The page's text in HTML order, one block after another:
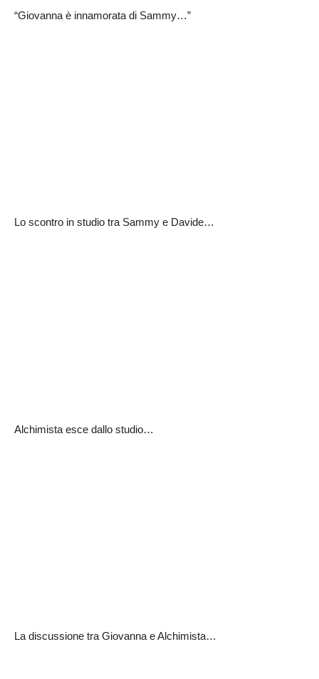
“Giovanna è innamorata di Sammy…”
Lo scontro in studio tra Sammy e Davide…
Alchimista esce dallo studio…
La discussione tra Giovanna e Alchimista…